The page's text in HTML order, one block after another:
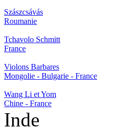
Szászcsávás
Roumanie
Tchavolo Schmitt
France
Violons Barbares
Mongolie - Bulgarie - France
Wang Li et Yom
Chine - France
Inde